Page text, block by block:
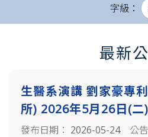
字級：
最新
生醫系演講 劉家豪專
所) 2026年5月26日(二)
發布日期： 2026-05-24 公